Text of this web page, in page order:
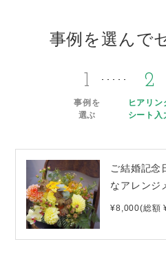
事例を選んで
1
事例を
選ぶ
2
ヒアリン
シート入
ご結婚記念
なアレンジ
¥8,000(総額